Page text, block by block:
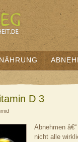
D 3
Abnehmen
nicht alle